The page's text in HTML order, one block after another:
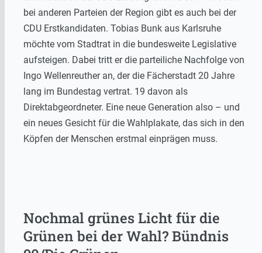
bei anderen Parteien der Region gibt es auch bei der
CDU Erstkandidaten. Tobias Bunk aus Karlsruhe
möchte vom Stadtrat in die bundesweite Legislative
aufsteigen. Dabei tritt er die parteiliche Nachfolge von
Ingo Wellenreuther an, der die Fächerstadt 20 Jahre
lang im Bundestag vertrat. 19 davon als
Direktabgeordneter. Eine neue Generation also – und
ein neues Gesicht für die Wahlplakate, das sich in den
Köpfen der Menschen erstmal einprägen muss.
Nochmal grünes Licht für die
Grünen bei der Wahl? Bündnis